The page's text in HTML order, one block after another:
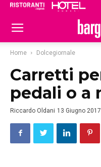
Home Dolcegiornale
Carretti
pedali o a
Riccardo Oldani 13 Giugno 2017